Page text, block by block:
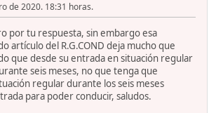
de 2020. 18:31 horas.
por tu respuesta, sin embargo esa
artículo del R.G.COND deja mucho que
que desde su entrada en situación regular
seis meses, no que tenga que
regular durante los seis meses
para poder conducir, saludos.